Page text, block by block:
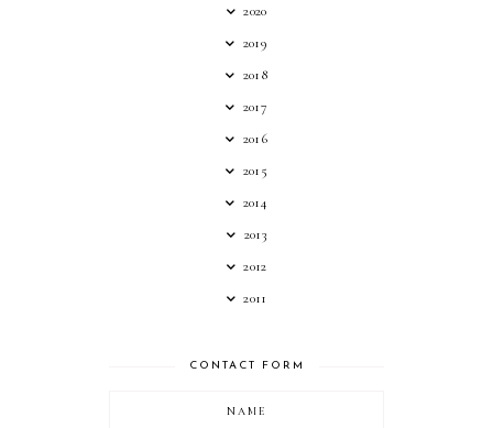
2020
2019
2018
2017
2016
2015
2014
2013
2012
2011
CONTACT FORM